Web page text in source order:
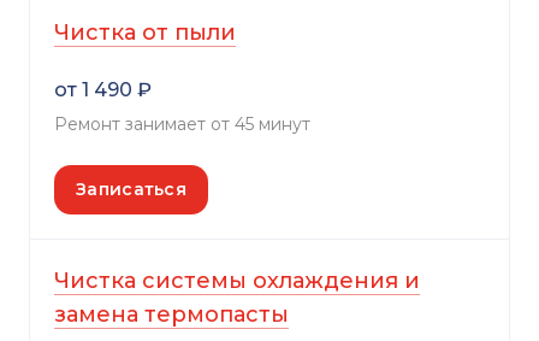
Чистка от пыли
от 1 490 ₽
Ремонт занимает от 45 минут
Записаться
Чистка системы охлаждения и
замена термопасты